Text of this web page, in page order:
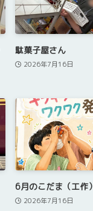
駄菓子屋さん
2026年7月16日
6月のこだま（工作）
2026年7月16日